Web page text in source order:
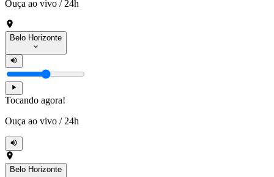
Ouça ao vivo / 24h
Belo Horizonte
Tocando agora!
Ouça ao vivo / 24h
Belo Horizonte